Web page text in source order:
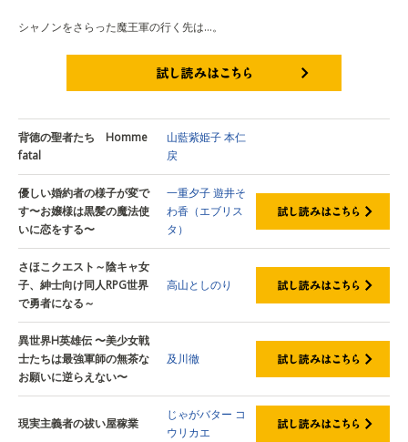
シャノンをさらった魔王軍の行く先は…。
背徳の聖者たち Homme
fatal
山藍紫姫子本仁
戻
優しい婚約者の様子が変で
す〜お嬢様は黒髪の魔法使
いに恋をする〜
一重夕子遊井そ
わ香（エブリス
タ）
さほこクエスト～陰キャ女
子、紳士向け同人RPG世界
で勇者になる～
高山としのり
異世界H英雄伝 〜美少女戦
士たちは最強軍師の無茶な
お願いに逆らえない〜
及川徹
現実主義者の祓い屋稼業
じゃがバター コ
ウリカエ